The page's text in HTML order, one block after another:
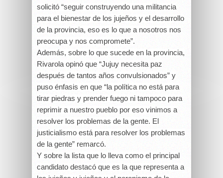
solicitó “seguir construyendo una militancia
para el bienestar de los jujeños y el desarrollo
de la provincia, eso es lo que a nosotros nos
preocupa y nos compromete”.
Además, sobre lo que sucede en la provincia,
Rivarola opinó que “Jujuy necesita paz
después de tantos años convulsionados” y
puso énfasis en que “la política no está para
tirar piedras y prender fuego ni tampoco para
reprimir a nuestro pueblo por eso vinimos a
resolver los problemas de la gente. El
justicialismo está para resolver los problemas
de la gente” remarcó.
Y sobre la lista que lo lleva como el principal
candidato destacó que es la que representa a